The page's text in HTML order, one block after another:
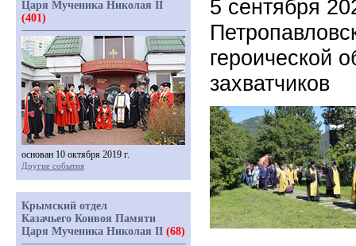
5 сентября
героической
захватчиков
Царя Мученика Николая II
(401)
основан 10 октября 2019 г.
Другие события
Крымский отдел
Казачьего Конвоя Памяти
Царя Мученика Николая II (68)